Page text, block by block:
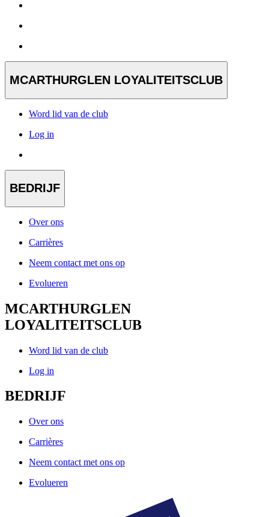
MCARTHURGLEN LOYALITEITSCLUB
Word lid van de club
Log in
BEDRIJF
Over ons
Carrières
Neem contact met ons op
Evolueren
MCARTHURGLEN
LOYALITEITSCLUB
Word lid van de club
Log in
BEDRIJF
Over ons
Carrières
Neem contact met ons op
Evolueren